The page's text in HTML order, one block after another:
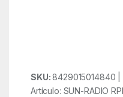
SKU:8429015014840 |
Artículo: SUN-RADIO